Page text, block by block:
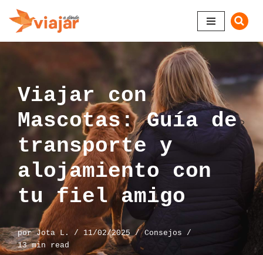
Saltar
al
Viajar con
Mascotas: Guía de
transporte y
alojamiento con
tu fiel amigo
porJota L. 11/02/2025
Consejos
13 min read